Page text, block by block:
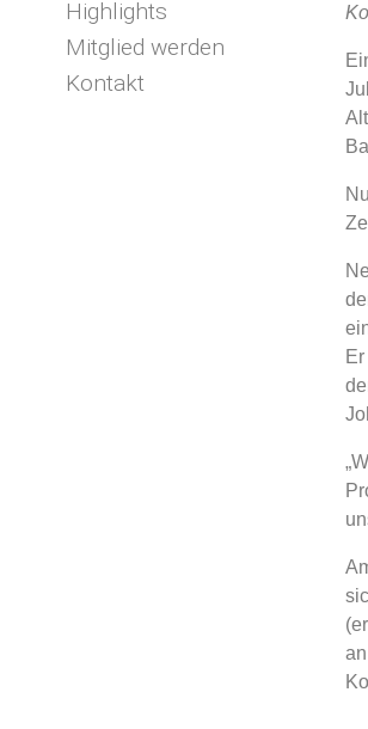
Highlights
Mitglied werden
Kontakt
an